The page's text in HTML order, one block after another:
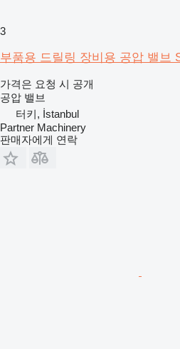
3
부품용 드릴링 장비용 공압 밸브
가격은 요청 시 공개
공압 밸브
터키, İstanbul
Partner Machinery
판매자에게 연락